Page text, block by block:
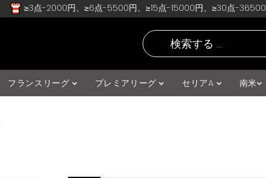
≥3点-2000円、≥6点-5500円、≥15点-15000円、≥30点-36500
フランスリーグ プレミアリーグ セリアA 南米